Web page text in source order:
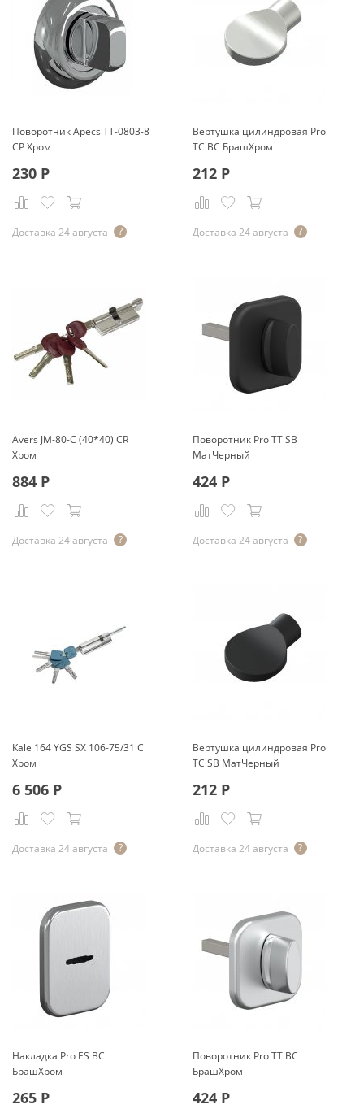
Поворотник Apecs ТТ-0803-8
CP Хром
230 Р
Доставка 24 августа
Вертушка цилиндровая Pro
TC BС БрашХром
212Р
Доставка 24 августа
Avers JМ-80-С (40*40) CR
Хром
884 Р
Доставка 24 августа
Поворотник Pro TT SB
МатЧерный
424Р
Доставка 24 августа
Kale 164 YGS SX 106-75/31 C
Хром
6 506 Р
Доставка 24 августа
Вертушка цилиндровая Pro
TC SB МатЧерный
212Р
Доставка 24 августа
Накладка Pro ES BС
БрашХром
265 Р
Поворотник Pro TT BС
БрашХром
424Р